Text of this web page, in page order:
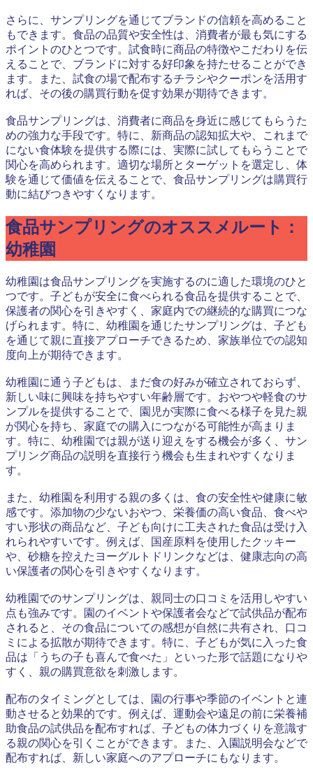
さらに、サンプリングを通じてブランドの信頼を高めること
もできます。食品の品質や安全性は、消費者が最も気にする
ポイントのひとつです。試食時に商品の特徴やこだわりを伝
えることで、ブランドに対する好印象を持たせることができ
ます。また、試食の場で配布するチラシやクーポンを活用す
れば、その後の購買行動を促す効果が期待できます。
食品サンプリングは、消費者に商品を身近に感じてもらうた
めの強力な手段です。特に、新商品の認知拡大や、これまで
にない食体験を提供する際には、実際に試してもらうことで
関心を高められます。適切な場所とターゲットを選定し、体
験を通じて価値を伝えることで、食品サンプリングは購買行
動に結びつきやすくなります。
食品サンプリングのオススメルート：
幼稚園
幼稚園は食品サンプリングを実施するのに適した環境のひと
つです。子どもが安全に食べられる食品を提供することで、
保護者の関心を引きやすく、家庭内での継続的な購買につな
げられます。特に、幼稚園を通じたサンプリングは、子ども
を通じて親に直接アプローチできるため、家族単位での認知
度向上が期待できます。
幼稚園に通う子どもは、まだ食の好みが確立されておらず、
新しい味に興味を持ちやすい年齢層です。おやつや軽食のサ
ンプルを提供することで、園児が実際に食べる様子を見た親
が関心を持ち、家庭での購入につながる可能性が高まりま
す。特に、幼稚園では親が送り迎えをする機会が多く、サン
プリング商品の説明を直接行う機会も生まれやすくなりま
す。
また、幼稚園を利用する親の多くは、食の安全性や健康に敏
感です。添加物の少ないおやつ、栄養価の高い食品、食べや
すい形状の商品など、子ども向けに工夫された食品は受け入
れられやすいです。例えば、国産原料を使用したクッキー
や、砂糖を控えたヨーグルトドリンクなどは、健康志向の高
い保護者の関心を引きやすくなります。
幼稚園でのサンプリングは、親同士の口コミを活用しやすい
点も強みです。園のイベントや保護者会などで試供品が配布
されると、その食品についての感想が自然に共有され、口コ
ミによる拡散が期待できます。特に、子どもが気に入った食
品は「うちの子も喜んで食べた」といった形で話題になりや
すく、親の購買意欲を刺激します。
配布のタイミングとしては、園の行事や季節のイベントと連
動させると効果的です。例えば、運動会や遠足の前に栄養補
助食品の試供品を配布すれば、子どもの体力づくりを意識す
る親の関心を引くことができます。また、入園説明会などで
配布すれば、新しい家庭へのアプローチにもなります。